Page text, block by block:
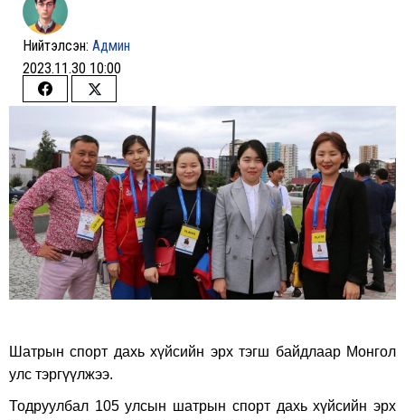
Нийтэлсэн: Админ
2023.11.30 10:00
Share
on
Facebook
Share
Twitter
Шатрын спорт дахь хүйсийн эрх тэгш байдлаар Монгол
улс тэргүүлжээ.
Тодруулбал 105 улсын шатрын спорт дахь хүйсийн эрх